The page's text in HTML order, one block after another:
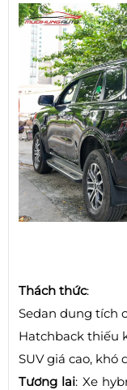
Thách thức:
Sedan dung tích
Hatchback thiếu
SUV giá cao, khó
Tương lai: Xe